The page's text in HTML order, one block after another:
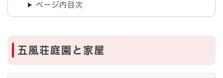
背景色変更 白 黒 青
ページ内目次
五風荘庭園と家屋